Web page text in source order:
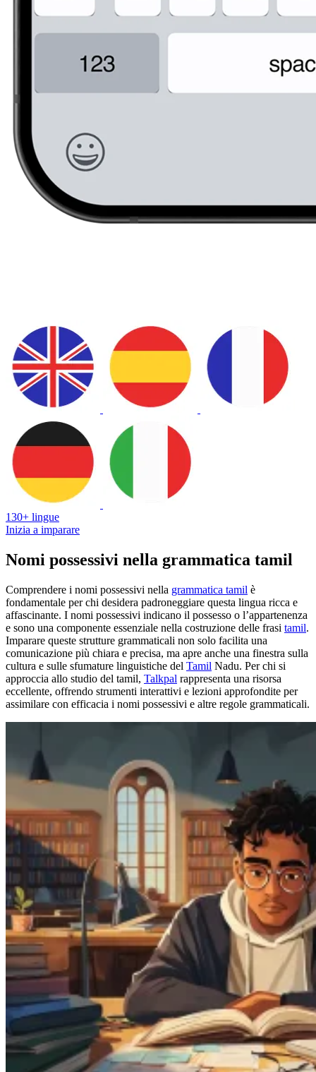
130+ lingue
Inizia a imparare
Nomi possessivi nella grammatica tamil
Comprendere i nomi possessivi nella grammatica tamil è
fondamentale per chi desidera padroneggiare questa lingua ricca e
affascinante. I nomi possessivi indicano il possesso o l’appartenenza
e sono una componente essenziale nella costruzione delle frasi tamil.
Imparare queste strutture grammaticali non solo facilita una
comunicazione più chiara e precisa, ma apre anche una finestra sulla
cultura e sulle sfumature linguistiche del Tamil Nadu. Per chi si
approccia allo studio del tamil, Talkpal rappresenta una risorsa
eccellente, offrendo strumenti interattivi e lezioni approfondite per
assimilare con efficacia i nomi possessivi e altre regole grammaticali.